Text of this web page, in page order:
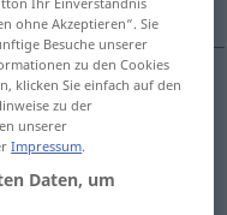
ohne Akzeptieren“. Sie
Besuche unserer
zu den Cookies
klicken Sie einfach auf den
zu der
unserer
Impressum.
Daten, um